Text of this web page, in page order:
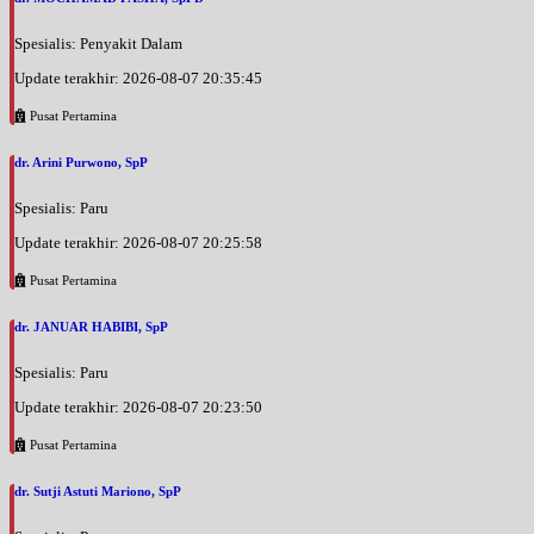
Spesialis: Penyakit Dalam
Update terakhir: 2026-08-07 20:35:45
Pusat Pertamina
dr. Arini Purwono, SpP
Spesialis: Paru
Update terakhir: 2026-08-07 20:25:58
Pusat Pertamina
dr. JANUAR HABIBI, SpP
Spesialis: Paru
Update terakhir: 2026-08-07 20:23:50
Pusat Pertamina
dr. Sutji Astuti Mariono, SpP